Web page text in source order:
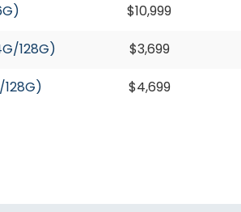
$10,999
128G) $3,699
128G) $4,699